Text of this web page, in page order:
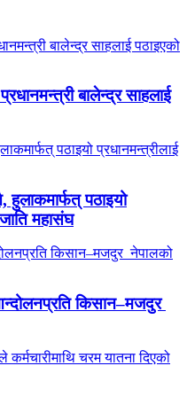
बालेन्द्र साहलाई
पठाइयो
महासंघ
किसान–मजदुर